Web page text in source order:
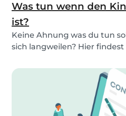
Was tun wenn den
ist?
Keine Ahnung was du tun
sich langweilen? Hier